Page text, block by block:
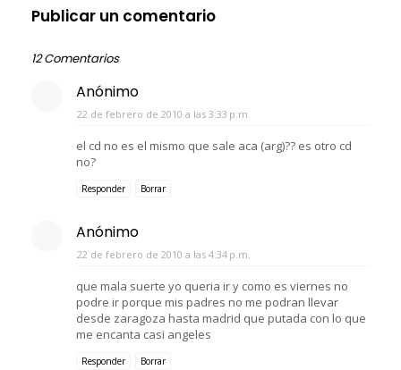
Publicar un comentario
12 Comentarios
Anónimo
22 de febrero de 2010 a las 3:33 p.m.
el cd no es el mismo que sale aca (arg)?? es otro cd
no?
Responder Borrar
Anónimo
22 de febrero de 2010 a las 4:34 p.m.
que mala suerte yo queria ir y como es viernes no
podre ir porque mis padres no me podran llevar
desde zaragoza hasta madrid que putada con lo que
me encanta casi angeles
Responder Borrar